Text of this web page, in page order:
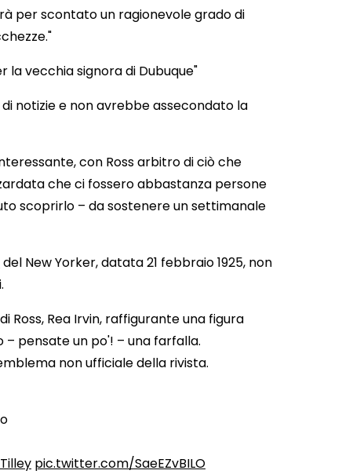
per scontato un ragionevole grado di
la vecchia signora di Dubuque"
notizie e non avrebbe assecondato la
con Ross arbitro di ciò che
che ci fossero abbastanza persone
scoprirlo – da sostenere un settimanale
del New Yorker, datata 21 febbraio 1925, non
Rea Irvin, raffigurante una figura
pensate un po'! – una farfalla.
non ufficiale della rivista.
pic.twitter.com/SaeEZvBILO